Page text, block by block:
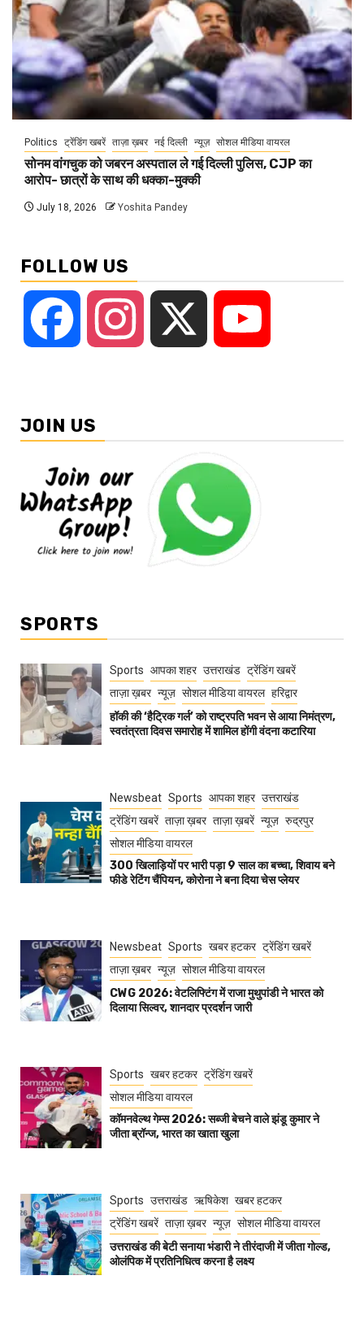
Politics ट्रेंडिंग खबरें ताज़ा ख़बर नई दिल्ली न्यूज़ सोशल मीडिया वायरल
सोनम वांगचुक को जबरन अस्पताल ले गई दिल्ली पुलिस, CJP का
आरोप- छात्रों के साथ की धक्का-मुक्की
July 18, 2026 Yoshita Pandey
FOLLOW US
Facebook Instagram
JOIN US
SPORTS
Sports आपका शहर उत्तराखंड ट्रेंडिंग खबरें
ताज़ा ख़बर न्यूज़ सोशल मीडिया वायरल हरिद्वार
हॉकी की ‘हैट्रिक गर्ल’ को राष्ट्रपति भवन से आया निमंत्रण,
स्वतंत्रता दिवस समारोह में शामिल होंगी वंदना कटारिया
Newsbeat Sports आपका शहर उत्तराखंड
ट्रेंडिंग खबरें ताज़ा ख़बर ताज़ा ख़बरें न्यूज़ रुद्रपुर
सोशल मीडिया वायरल
300 खिलाड़ियों पर भारी पड़ा 9 साल का बच्चा, शिवाय बने
फीडे रेटिंग चैंपियन, कोरोना ने बना दिया चेस प्लेयर
Newsbeat Sports खबर हटकर ट्रेंडिंग खबरें
ताज़ा ख़बर न्यूज़ सोशल मीडिया वायरल
CWG 2026: वेटलिफ्टिंग में राजा मुथुपांडी ने भारत को
दिलाया सिल्वर, शानदार प्रदर्शन जारी
Sports खबर हटकर ट्रेंडिंग खबरें
सोशल मीडिया वायरल
कॉमनवेल्थ गेम्स 2026: सब्जी बेचने वाले झंडू कुमार ने
जीता ब्रॉन्ज, भारत का खाता खुला
Sports उत्तराखंड ऋषिकेश खबर हटकर
ट्रेंडिंग खबरें ताज़ा ख़बर न्यूज़ सोशल मीडिया वायरल
उत्तराखंड की बेटी सनाया भंडारी ने तीरंदाजी में जीता गोल्ड,
ओलंपिक में प्रतिनिधित्व करना है लक्ष्य